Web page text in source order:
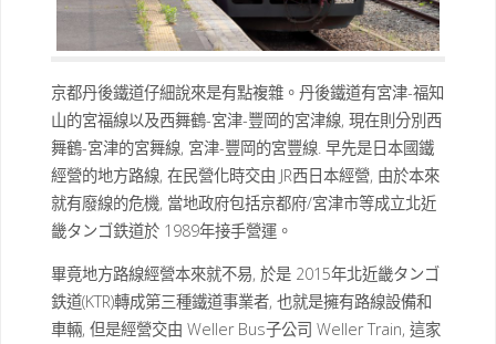
京都丹後鐵道仔細說來是有點複雜。丹後鐵道有宮津-福知
山的宮福線以及西舞鶴-宮津-豐岡的宮津線, 現在則分別西
舞鶴-宮津的宮舞線, 宮津-豐岡的宮豐線. 早先是日本國鐵
經營的地方路線, 在民營化時交由 JR西日本經營, 由於本來
就有廢線的危機, 當地政府包括京都府/宮津市等成立北近
畿タンゴ鉄道於 1989年接手營運。
畢竟地方路線經營本來就不易, 於是 2015年北近畿タンゴ
鉄道(KTR)轉成第三種鐵道事業者, 也就是擁有路線設備和
車輛, 但是經營交由 Weller Bus子公司 Weller Train, 這家